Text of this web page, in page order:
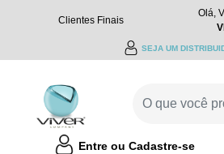
Clientes Finais
Olá,
SEJA UM
Entre ou Cadastre-se